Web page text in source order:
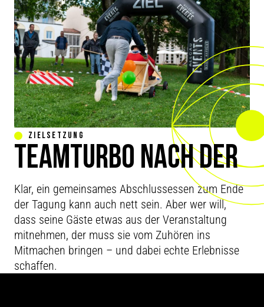
ZIELSETZUNG
TEAMTURBO NACH DER
TAGUNG
Klar, ein gemeinsames Abschlussessen zum Ende
der Tagung kann auch nett sein. Aber wer will,
dass seine Gäste etwas aus der Veranstaltung
mitnehmen, der muss sie vom Zuhören ins
Mitmachen bringen – und dabei echte Erlebnisse
schaffen.